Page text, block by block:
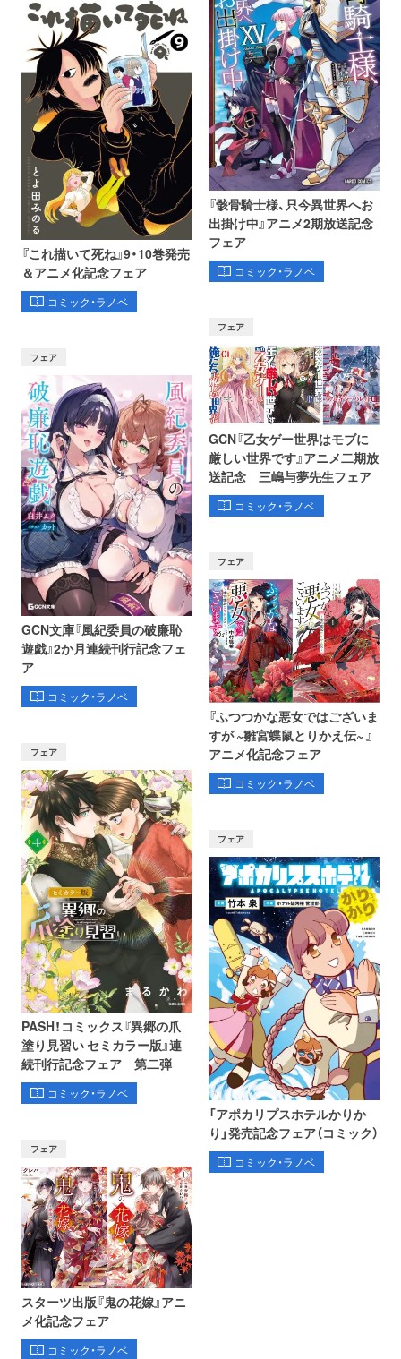
『これ描いて死ね』9・10巻発売
＆アニメ化記念フェア
コミック・ラノベ
『骸骨騎士様、只今異世界へお
出掛け中』アニメ2期放送記念
フェア
コミック・ラノベ
フェア
GCN文庫『風紀委員の破廉恥
遊戯』2か月連続刊行記念フェ
ア
コミック・ラノベ
フェア
GCN『乙女ゲー世界はモブに
厳しい世界です』アニメ二期放
送記念 三嶋与夢先生フェア
コミック・ラノベ
フェア
PASH！コミックス『異郷の爪
塗り見習い セミカラー版』連
続刊行記念フェア 第二弾
コミック・ラノベ
フェア
『ふつつかな悪女ではございま
すが ~雛宮蝶鼠とりかえ伝~ 』
アニメ化記念フェア
コミック・ラノベ
フェア
スターツ出版『鬼の花嫁』アニ
メ化記念フェア
コミック・ラノベ
フェア
「アポカリプスホテルかりか
り」発売記念フェア（コミック）
コミック・ラノベ